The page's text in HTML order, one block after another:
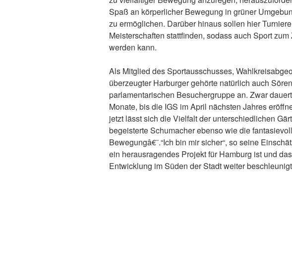
Spaß an körperlicher Bewegung in grüner
zu ermöglichen. Darüber hinaus sollen hier
Meisterschaften stattfinden, sodass auch Sport
werden kann.
Als Mitglied des Sportausschusses,
überzeugter Harburger gehörte natürlich auch
parlamentarischen Besuchergruppe an. Zwar
Monate, bis die IGS im April nächsten Jahres
jetzt lässt sich die Vielfalt der unterschiedlichen
begeisterte Schumacher ebenso wie die
Bewegungâ€˜.“Ich bin mir sicher“, so seine
ein herausragendes Projekt für Hamburg ist und
Entwicklung im Süden der Stadt weiter